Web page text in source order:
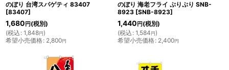
のぼり 台湾スパゲティ 83407
[83407]
1,680 円 (税別)
(税込 : 1,848円)
希望小売価格: 2,800円
のぼり 海老フライ ぷりぷり SNB-
8923 [SNB-8923]
1,440 円 (税別)
(税込 : 1,584円)
希望小売価格: 2,400円